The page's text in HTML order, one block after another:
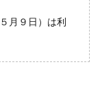
月９日）は利